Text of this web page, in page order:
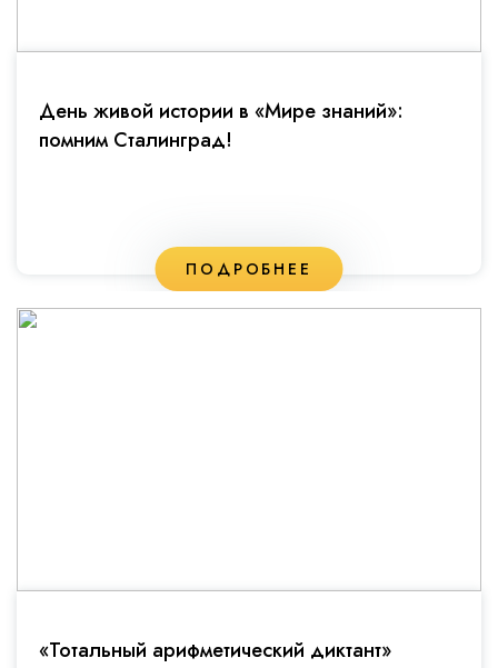
День живой истории в «Мире знаний»:
помним Сталинград!
ПОДРОБНЕЕ
«Тотальный арифметический диктант»